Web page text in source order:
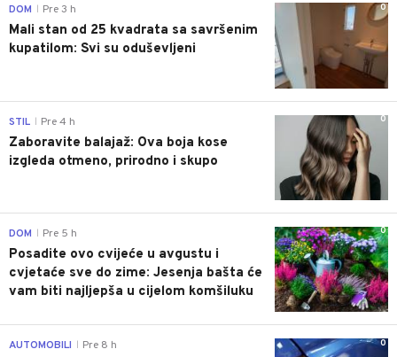
0
DOM Pre 3 h
Mali stan od 25 kvadrata sa savršenim
kupatilom: Svi su oduševljeni
0
STIL Pre 4 h
Zaboravite balajaž: Ova boja kose
izgleda otmeno, prirodno i skupo
0
DOM Pre 5 h
Posadite ovo cvijeće u avgustu i
cvjetaće sve do zime: Jesenja bašta će
vam biti najljepša u cijelom komšiluku
0
AUTOMOBILI Pre 8 h